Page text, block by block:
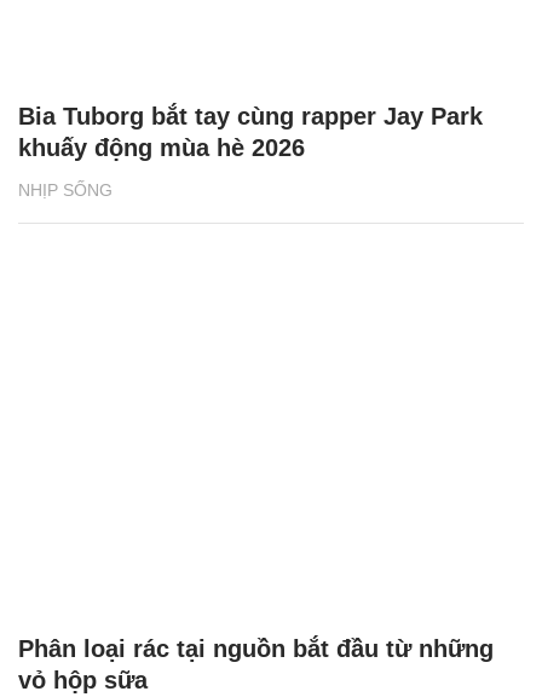
NHỊP SỐNG
Bia Tuborg bắt tay cùng rapper Jay Park
khuấy động mùa hè 2026
Phân loại rác tại nguồn bắt đầu từ những
vỏ hộp sữa